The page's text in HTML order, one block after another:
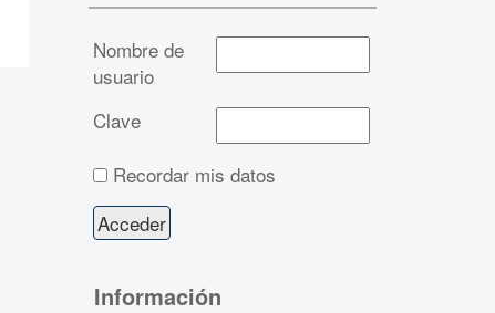
Nombre de
usuario
Clave
Recordar mis datos
Información